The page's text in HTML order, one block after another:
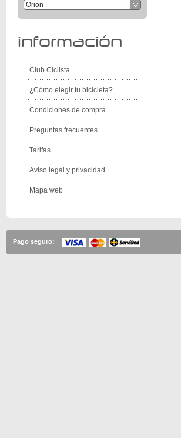
Orion
información
Club Ciclista
¿Cómo elegir tu bicicleta?
Condiciones de compra
Preguntas frecuentes
Tarifas
Aviso legal y privacidad
Mapa web
Pago seguro: